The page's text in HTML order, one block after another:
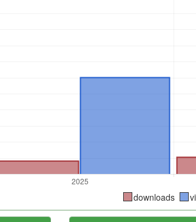
downloads